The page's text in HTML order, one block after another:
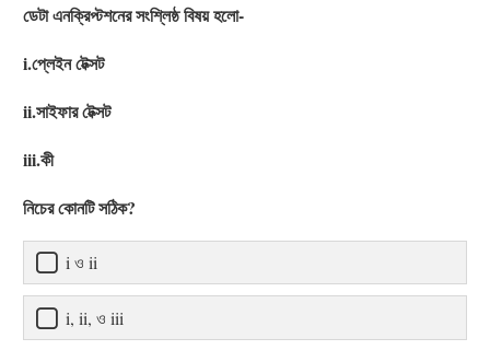
ডেটা এনক্রিপ্টশনের সংশ্লিষ্ঠ বিষয় হলো-
i.প্লেইন টেক্সট
ii.সাইফার টেক্সট
iii.কী
নিচের কোনটি সঠিক?
i ও ii
i, ii, ও iii